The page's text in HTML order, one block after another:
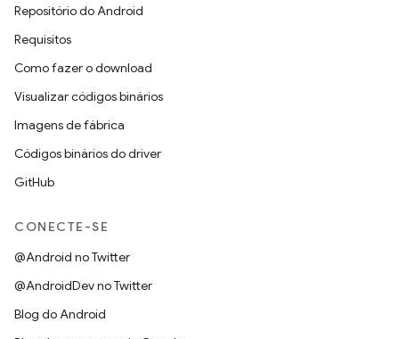
Repositório do Android
Requisitos
Como fazer o download
Visualizar códigos binários
Imagens de fábrica
Códigos binários do driver
GitHub
CONECTE-SE
@Android no Twitter
@AndroidDev no Twitter
Blog do Android